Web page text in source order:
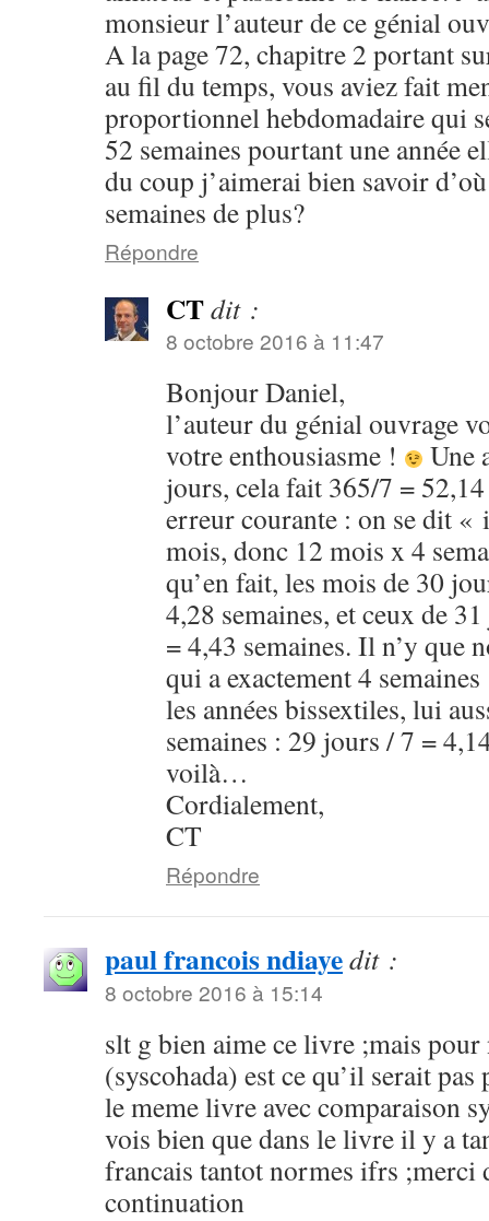
monsieur l’auteur de ce génial
A la page 72, chapitre 2 portant
au fil du temps, vous aviez fait
proportionnel hebdomadaire qui
52 semaines pourtant une année
du coup j’aimerai bien savoir
semaines de plus?
Répondre
CTdit :
8 octobre 2016 à 11:47
Bonjour Daniel,
l’auteur du génial ouvrage
votre enthousiasme !
Une
jours, cela fait 365/7 = 52,14
erreur courante : on se dit «
mois, donc 12 mois x 4
qu’en fait, les mois de 30
4,28 semaines, et ceux de
= 4,43 semaines. Il n’y que
qui a exactement 4
les années bissextiles, lui
semaines : 29 jours / 7 =
voilà…
Cordialement,
CT
Répondre
paul francois ndiayedit :
8 octobre 2016 à 15:14
slt g bien aime ce livre ;mais
(syscohada) est ce qu’il serait
le meme livre avec comparaison
vois bien que dans le livre il y a
francais tantot normes ifrs ;merci
continuation